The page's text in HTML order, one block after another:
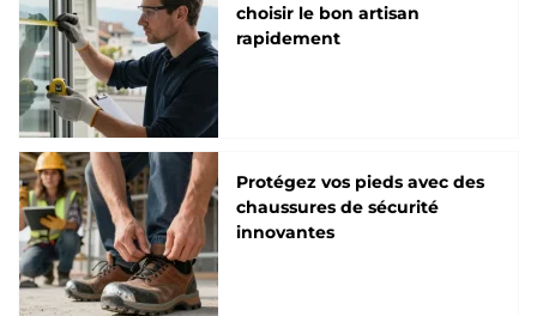
choisir le bon artisan
rapidement
Protégez vos pieds avec des
chaussures de sécurité
innovantes